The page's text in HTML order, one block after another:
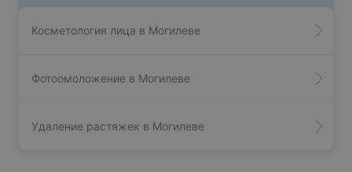
Косметология лица в Могилеве
Фотоомоложение в Могилеве
Удаление растяжек в Могилеве